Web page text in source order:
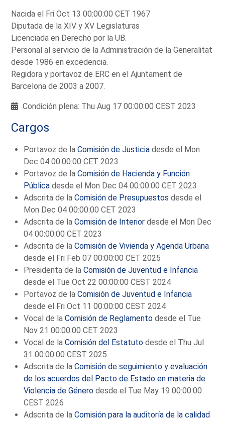
Nacida el Fri Oct 13 00:00:00 CET 1967
Diputada de la XIV y XV Legislaturas
Licenciada en Derecho por la UB.
Personal al servicio de la Administración de la Generalitat
desde 1986 en excedencia.
Regidora y portavoz de ERC en el Ajuntament de
Barcelona de 2003 a 2007.
Condición plena: Thu Aug 17 00:00:00 CEST 2023
Cargos
Portavoz de laComisión de Justicia desde el Mon
Dec 04 00:00:00 CET 2023
Portavoz de laComisión de Hacienda y Función
Pública desde el Mon Dec 04 00:00:00 CET 2023
Adscrita de laComisión de Presupuestos desde el
Mon Dec 04 00:00:00 CET 2023
Adscrita de laComisión de Interior desde el Mon Dec
04 00:00:00 CET 2023
Adscrita de laComisión de Vivienda y Agenda Urbana
desde el Fri Feb 07 00:00:00 CET 2025
Presidenta de laComisión de Juventud e Infancia
desde el Tue Oct 22 00:00:00 CEST 2024
Portavoz de laComisión de Juventud e Infancia
desde el Fri Oct 11 00:00:00 CEST 2024
Vocal de laComisión de Reglamento desde el Tue
Nov 21 00:00:00 CET 2023
Vocal de laComisión del Estatuto desde el Thu Jul
31 00:00:00 CEST 2025
Adscrita de laComisión de seguimiento y evaluación
de los acuerdos del Pacto de Estado en materia de
Violencia de Género desde el Tue May 19 00:00:00
CEST 2026
Adscrita de laComisión para la auditoría de la calidad